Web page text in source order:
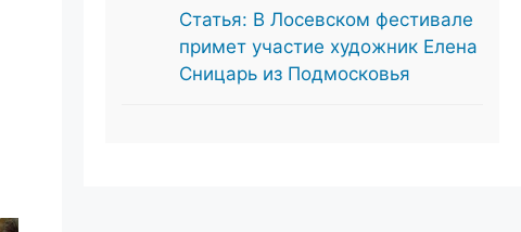
Статья: В Лосевском фестивале
примет участие художник Елена
Сницарь из Подмосковья